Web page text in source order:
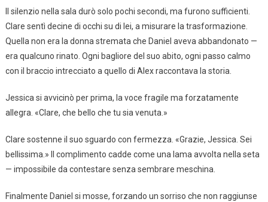
Il silenzio nella sala durò solo pochi secondi, ma furono sufficienti.
Clare sentì decine di occhi su di lei, a misurare la trasformazione.
Quella non era la donna stremata che Daniel aveva abbandonato —
era qualcuno rinato. Ogni bagliore del suo abito, ogni passo calmo
con il braccio intrecciato a quello di Alex raccontava la storia.
Jessica si avvicinò per prima, la voce fragile ma forzatamente
allegra. «Clare, che bello che tu sia venuta.»
Clare sostenne il suo sguardo con fermezza. «Grazie, Jessica. Sei
bellissima.» Il complimento cadde come una lama avvolta nella seta
— impossibile da contestare senza sembrare meschina.
Finalmente Daniel si mosse, forzando un sorriso che non raggiunse